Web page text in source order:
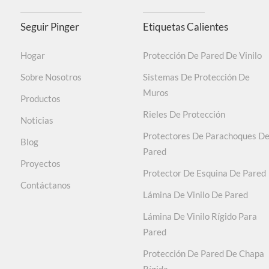
Sin ningún gas tóxico, el formaldehído está
Fuerte, resistente al agua,
Material con certificación ISO9001/14001/
Probado según ASTM D 543-14/ASTM D2240-15/
de la temperatura., Antibacteriano y
Seguir Pinger
Hogar
Sobre Nosotros
Productos
Noticias
Blog
Proyectos
Contáctanos
Etiquetas Calientes
Protección De Pared De Vinilo
Sistemas De Protección De
Muros
Rieles De Protección
Protectores De Parachoques De
Pared
Protector De Esquina De Pared
Lámina De Vinilo De Pared
Lámina De Vinilo Rígido Para
Pared
Protección De Pared De Chapa